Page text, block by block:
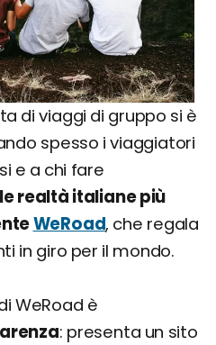
di viaggi di gruppo si è
spesso i viaggiatori
e a chi fare
realtà italiane più
WeRoad, che regala
in giro per il mondo.
WeRoad è
: presenta un sito